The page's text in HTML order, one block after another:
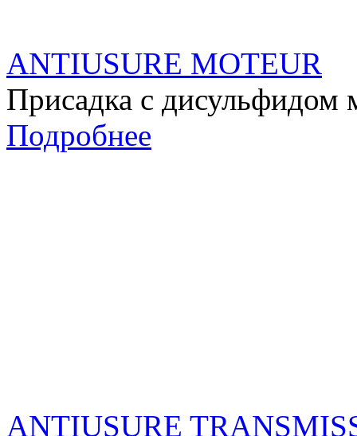
ANTIUSURE MOTEUR
Присадка с дисульфидом
Подробнее
ANTIUSURE